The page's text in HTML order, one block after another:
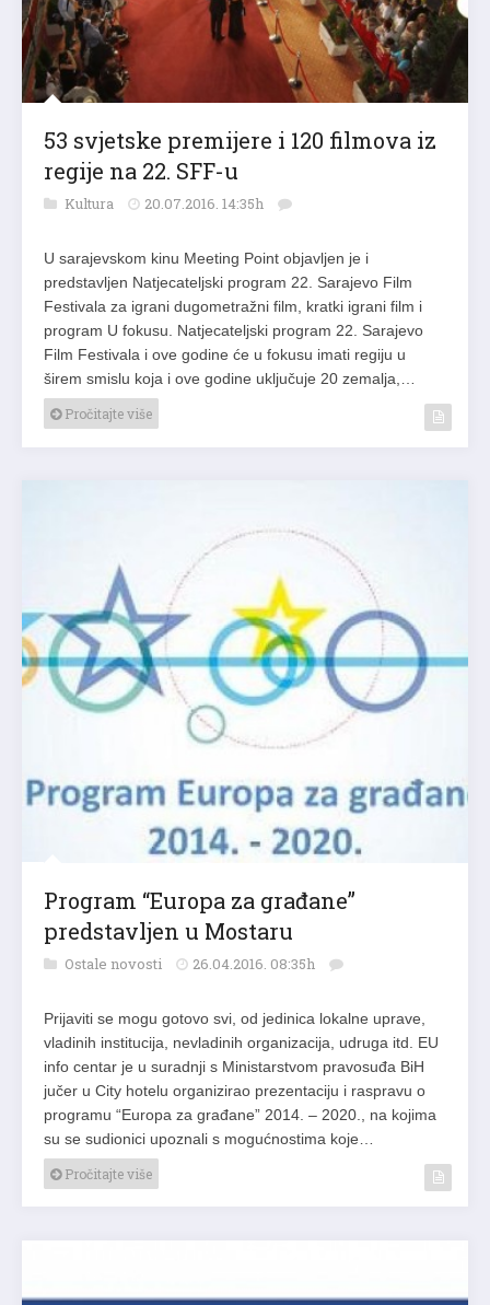
53 svjetske premijere i 120 filmova iz
regije na 22. SFF-u
Kultura 20.07.2016. 14:35h
U sarajevskom kinu Meeting Point objavljen je i
predstavljen Natjecateljski program 22. Sarajevo Film
Festivala za igrani dugometražni film, kratki igrani film i
program U fokusu. Natjecateljski program 22. Sarajevo
Film Festivala i ove godine će u fokusu imati regiju u
širem smislu koja i ove godine uključuje 20 zemalja,…
Pročitajte više
Program “Europa za građane”
predstavljen u Mostaru
Ostale novosti 26.04.2016. 08:35h
Prijaviti se mogu gotovo svi, od jedinica lokalne uprave,
vladinih institucija, nevladinih organizacija, udruga itd. EU
info centar je u suradnji s Ministarstvom pravosuđa BiH
jučer u City hotelu organizirao prezentaciju i raspravu o
programu “Europa za građane” 2014. – 2020., na kojima
su se sudionici upoznali s mogućnostima koje…
Pročitajte više